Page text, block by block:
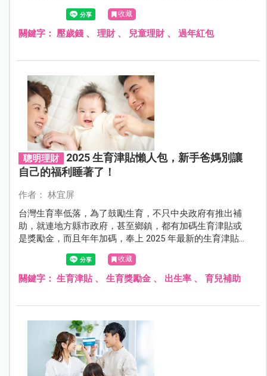
育最容易踩到的 6 個地雷！
收藏
關鍵字： 壓歲錢、 理財、 兒童理財、 過年紅包
聰明理財
2025 生育津貼懶人包，新手爸媽別讓
自己的福利睡著了！
作者： 林宜屏
台灣生育率低落，為了鼓勵生育，不只中央政府有推出補
助，就連地方縣市政府，甚至鄉鎮，都有加碼生育津貼或
是獎勵金，而且年年加碼，奉上 2025 年最新的生育津貼，
各位剛生寶寶的爸媽們可要記得申請，別讓自己的福利睡
收藏
關鍵字： 生育津貼、 生育獎勵金、 出生率、 育兒補助